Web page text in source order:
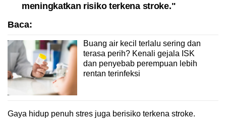
meningkatkan risiko terkena stroke."
Baca:
Buang air kecil terlalu sering dan
terasa perih? Kenali gejala ISK
dan penyebab perempuan lebih
rentan terinfeksi
Gaya hidup penuh stres juga berisiko terkena stroke.